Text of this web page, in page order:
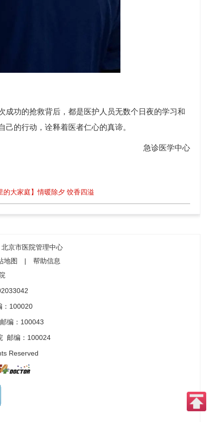
成功的抢救背后，都是医护人员无数个日夜的学习和
的行动，诠释着医者仁心的真谛。
急诊医学中心
的大家庭】情暖除夕 饺香四溢
北京市医院管理中心
地图 |
帮助信息
100020
邮编：100043
邮编：100024
Reserved